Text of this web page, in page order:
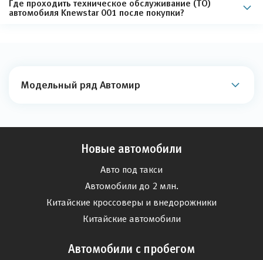
Где проходить техническое обслуживание (ТО)
автомобиля Knewstar 001 после покупки?
Модельный ряд Автомир
Новые автомобили
Авто под такси
Автомобили до 2 млн.
Китайские кроссоверы и внедорожники
Китайские автомобили
Автомобили с пробегом